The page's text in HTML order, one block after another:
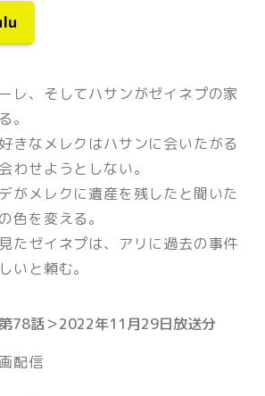
レ、そしてハサンがゼイネプの家
。
きなメレクはハサンに会いたがる
わせようとしない。
がメレクに遺産を残したと聞いた
色を変える。
たゼイネプは、アリに過去の事件
いと頼む。
78話＞2022年11月29日放送分
配信